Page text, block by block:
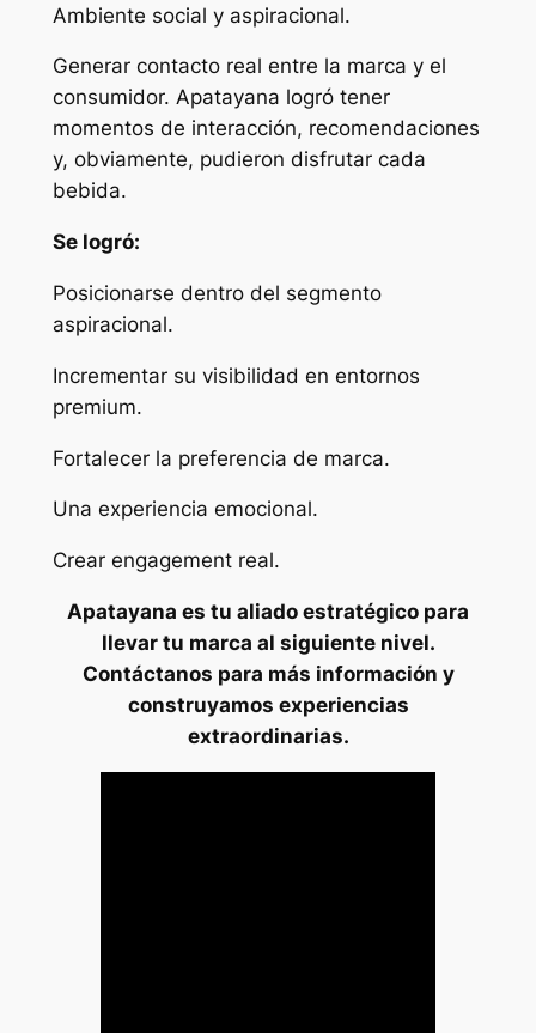
Ambiente social y aspiracional.
Generar contacto real entre la marca y el
consumidor. Apatayana logró tener
momentos de interacción, recomendaciones
y, obviamente, pudieron disfrutar cada
bebida.
Se logró:
Posicionarse dentro del segmento
aspiracional.
Incrementar su visibilidad en entornos
premium.
Fortalecer la preferencia de marca.
Una experiencia emocional.
Crear engagement real.
Apatayana es tu aliado estratégico para
llevar tu marca al siguiente nivel.
Contáctanos para más información y
construyamos experiencias
extraordinarias.